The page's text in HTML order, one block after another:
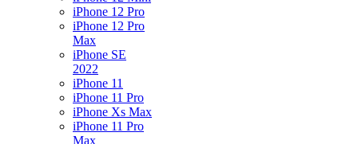
iPhone 12 Pro
iPhone 12 Pro
Max
iPhone SE
2022
iPhone 11
iPhone 11 Pro
iPhone Xs Max
iPhone 11 Pro
Max